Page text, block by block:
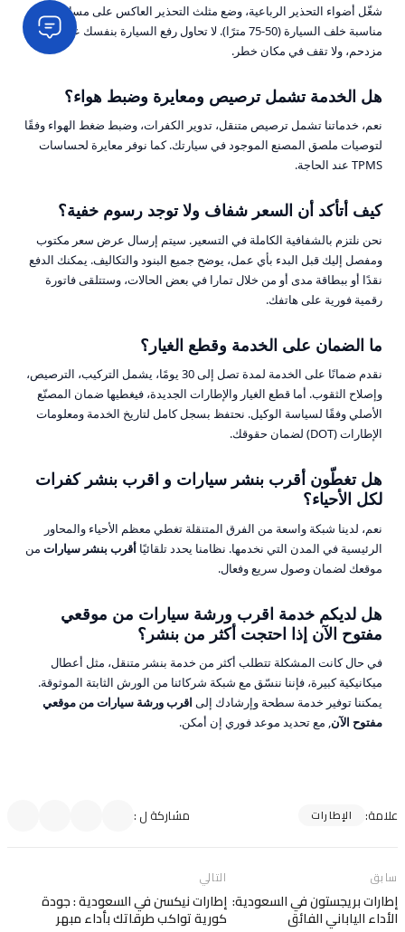
شغّل أضواء التحذير الرباعية، وضع مثلث التحذير العاكس على مسافة
مناسبة خلف السيارة (50-75 مترًا). لا تحاول رفع السيارة بنفسك على طريق
مزدحم، ولا تقف في مكان خطر.
هل الخدمة تشمل ترصيص ومعايرة وضبط هواء؟
نعم، خدماتنا تشمل ترصيص متنقل، تدوير الكفرات، وضبط ضغط الهواء وفقًا
لتوصيات ملصق المصنع الموجود في سيارتك. كما نوفر معايرة لحساسات
TPMS عند الحاجة.
كيف أتأكد أن السعر شفاف ولا توجد رسوم خفية؟
نحن نلتزم بالشفافية الكاملة في التسعير. سيتم إرسال عرض سعر مكتوب
ومفصل إليك قبل البدء بأي عمل، يوضح جميع البنود والتكاليف. يمكنك الدفع
نقدًا أو ببطاقة مدى أو من خلال تمارا في بعض الحالات، وستتلقى فاتورة
رقمية فورية على هاتفك.
ما الضمان على الخدمة وقطع الغيار؟
نقدم ضمانًا على الخدمة لمدة تصل إلى 30 يومًا، يشمل التركيب، الترصيص،
وإصلاح الثقوب. أما قطع الغيار والإطارات الجديدة، فيغطيها ضمان المصنّع
الأصلي وفقًا لسياسة الوكيل. نحتفظ بسجل كامل لتاريخ الخدمة ومعلومات
الإطارات (DOT) لضمان حقوقك.
هل تغطّون أقرب بنشر سيارات و اقرب بنشر كفرات
لكل الأحياء؟
نعم، لدينا شبكة واسعة من الفرق المتنقلة تغطي معظم الأحياء والمحاور
الرئيسية في المدن التي نخدمها. نظامنا يحدد تلقائيًاأقرب بنشر سيارات من
موقعك لضمان وصول سريع وفعال.
هل لديكم خدمة اقرب ورشة سيارات من موقعي
مفتوح الآن إذا احتجت أكثر من بنشر؟
في حال كانت المشكلة تتطلب أكثر من خدمة بنشر متنقل، مثل أعطال
ميكانيكية كبيرة، فإننا ننسّق مع شبكة شركائنا من الورش الثابتة الموثوقة.
يمكننا توفير خدمة سطحة وإرشادك إلى اقرب ورشة سيارات من موقعي
مفتوح الآن, مع تحديد موعد فوري إن أمكن.
علامة: الإطارات مشاركة ل :
سابق
إطارات بريجستون في السعودية:
الأداء الياباني الفائق
التالي
إطارات نيكسن في السعودية : جودة
كورية تواكب طرقاتك بأداء مبهر